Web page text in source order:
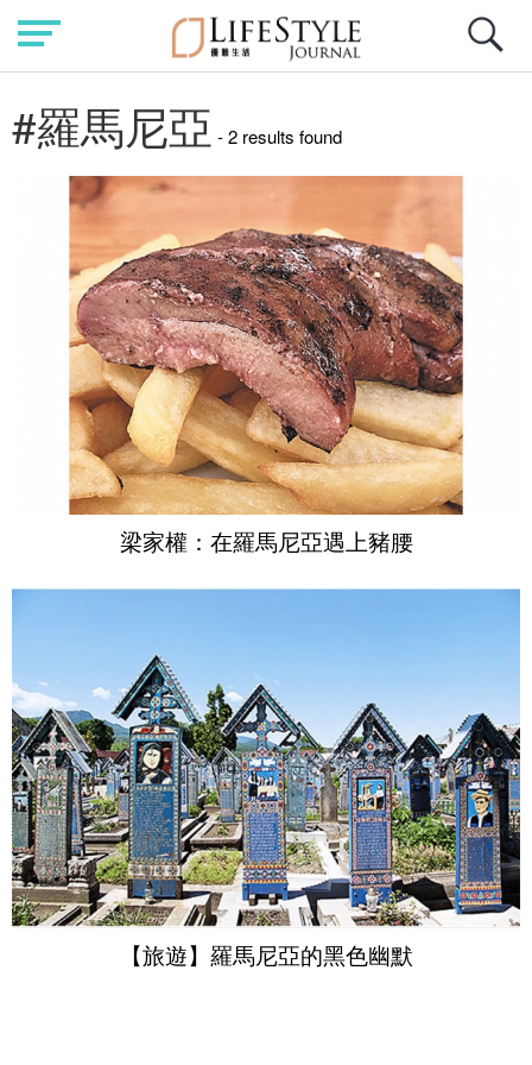
#羅馬尼亞 - 2 results found
梁家權：在羅馬尼亞遇上豬腰
【旅遊】羅馬尼亞的黑色幽默